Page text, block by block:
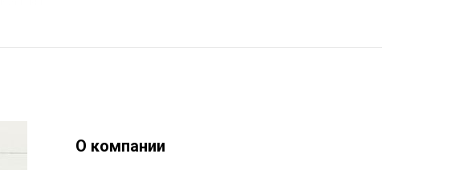
О компании